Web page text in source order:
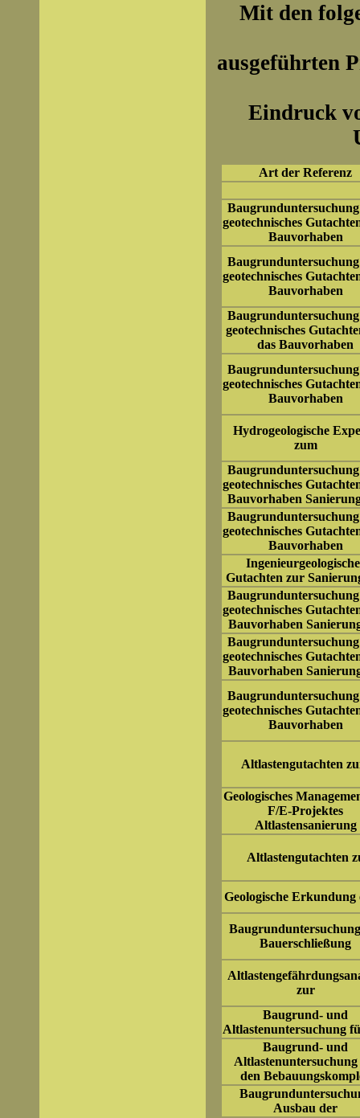
Mit den
ausgeführten
Eindruck
Art der Referenz
geotechnisches
Bauvorhaben
geotechnisches
Bauvorhaben
geotechnisches
das Bauvorhaben
geotechnisches
Bauvorhaben
Hydrogeologische
zum
geotechnisches
Bauvorhaben
geotechnisches
Bauvorhaben
Gutachten zur
geotechnisches
Bauvorhaben
geotechnisches
Bauvorhaben
geotechnisches
Bauvorhaben
Altlastengutachten
Geologisches
F/E-Projektes
Altlastensanierung
Altlastengutachten
Geologische Erkundung
Bauerschließung
zur
Baugrund- und
Altlastenuntersuchung
Baugrund- und
den
Ausbau der